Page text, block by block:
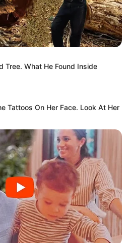
Tree. What He Found Inside
Tattoos On Her Face. Look At Her